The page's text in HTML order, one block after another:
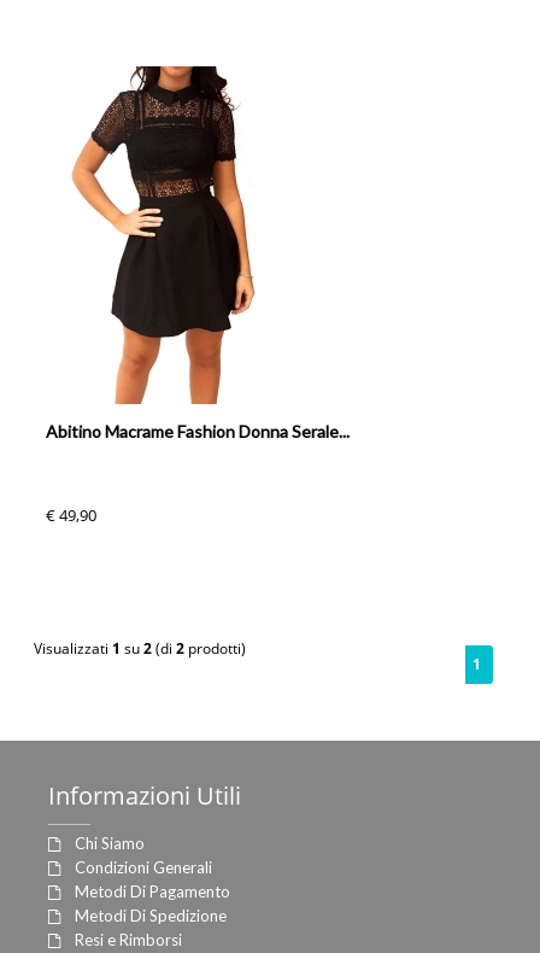
Abitino Macrame Fashion Donna Serale...
€ 49,90
Visualizzati 1 su2(di2 prodotti)
1
Informazioni Utili
Chi Siamo
Condizioni Generali
Metodi Di Pagamento
Metodi Di Spedizione
Resi e Rimborsi